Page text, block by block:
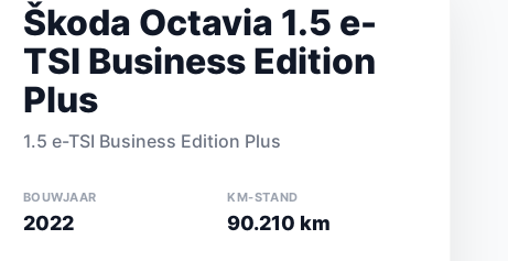
Škoda Octavia 1.5 e-
TSI Business Edition
Plus
1.5 e-TSI Business Edition Plus
BOUWJAAR
2022
KM-STAND
90.210 km